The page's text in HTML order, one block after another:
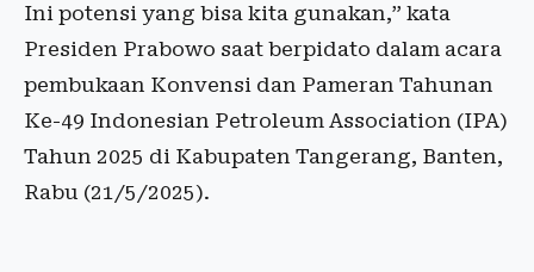
Ini potensi yang bisa kita gunakan,” kata
Presiden Prabowo saat berpidato dalam acara
pembukaan Konvensi dan Pameran Tahunan
Ke-49 Indonesian Petroleum Association (IPA)
Tahun 2025 di Kabupaten Tangerang, Banten,
Rabu (21/5/2025).